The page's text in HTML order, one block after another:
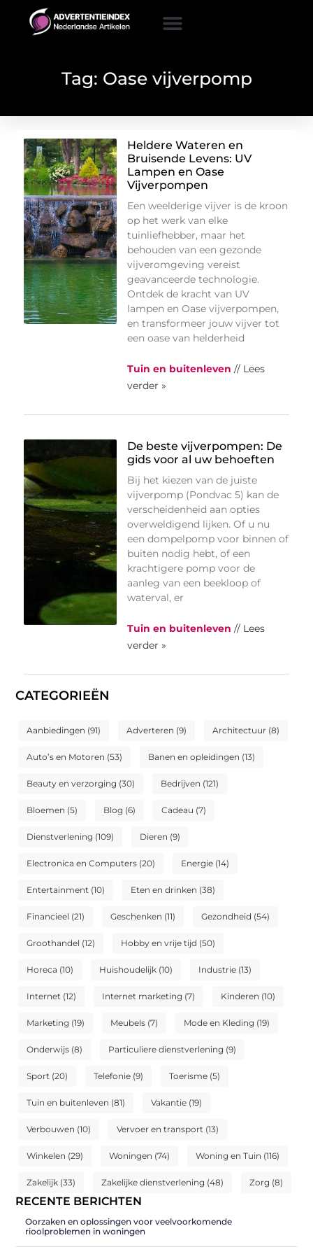
Tag: Oase vijverpomp
CATEGORIEËN
Aanbiedingen (91) Adverteren (9) Architectuur (8)
Auto’s en Motoren (53) Banen en opleidingen (13)
Beauty en verzorging (30) Bedrijven (121)
Bloemen (5) Blog (6) Cadeau (7)
Dienstverlening (109) Dieren (9)
Electronica en Computers (20) Energie (14)
Entertainment (10) Eten en drinken (38)
Financieel (21) Geschenken (11) Gezondheid (54)
Groothandel (12) Hobby en vrije tijd (50)
Horeca (10) Huishoudelijk (10) Industrie (13)
Internet (12) Internet marketing (7) Kinderen (10)
Marketing (19) Meubels (7) Mode en Kleding (19)
Onderwijs (8) Particuliere dienstverlening (9)
Sport (20) Telefonie (9) Toerisme (5)
Tuin en buitenleven (81) Vakantie (19)
Verbouwen (10) Vervoer en transport (13)
Winkelen (29) Woningen (74) Woning en Tuin (116)
Zakelijk (33) Zakelijke dienstverlening (48) Zorg (8)
RECENTE BERICHTEN
Oorzaken en oplossingen voor veelvoorkomende
rioolproblemen in woningen
Heldere Wateren en
Bruisende Levens: UV
Lampen en Oase
Vijverpompen
Een weelderige vijver is de kroon
op het werk van elke
tuinliefhebber, maar het
behouden van een gezonde
vijveromgeving vereist
geavanceerde technologie.
Ontdek de kracht van UV
lampen en Oase vijverpompen,
en transformeer jouw vijver tot
een oase van helderheid
Tuin en buitenleven // Lees
verder »
De beste vijverpompen: De
gids voor al uw behoeften
Bij het kiezen van de juiste
vijverpomp (Pondvac 5) kan de
verscheidenheid aan opties
overweldigend lijken. Of u nu
een dompelpomp voor binnen of
buiten nodig hebt, of een
krachtigere pomp voor de
aanleg van een beekloop of
waterval, er
Tuin en buitenleven // Lees
verder »